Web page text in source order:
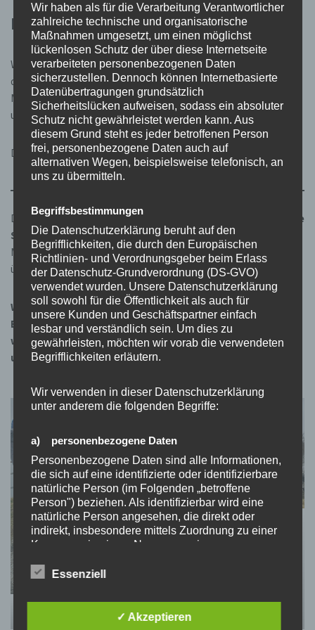
Blick nach vorn: Frühling in Vorbereitung
Während draußen noch Winter ist, laufen im Hintergrund bereits
die Vorbereitungen für die kommenden Monate. Die
Mitgliederversammlung wird geplant, neue Aktionen vorbereitet
und spannende Exkursionen für das Frühjahr organisiert.
Denn eines ist klar: Wenn die Natur erwacht, wollen wir bereit sein.
Der Winter zeigt jedes Jahr aufs Neue:
Naturschutz kennt keine
Saisonpause. Er lebt vom Engagement vieler Hände – von
Menschen, die anpacken, hinschauen und Verantwortung
übernehmen.
Wer Lust hat, sich einzubringen – ob bei Pflegeeinsätzen,
Exkursionen oder Veranstaltungen – ist jederzeit herzlich
willkommen. Gemeinsam gestalten wir die Landschaft rund
um den Kaiserstuhl lebendig und vielfältig.
Vogelexkursion „Wintergäste“
Vogelexkursion „Wintergäste“
Wir haben als für die Verarbeitung Verantwortlicher
zahlreiche technische und organisatorische
Maßnahmen umgesetzt, um einen möglichst
lückenlosen Schutz der über diese Internetseite
verarbeiteten personenbezogenen Daten
sicherzustellen. Dennoch können Internetbasierte
Datenübertragungen grundsätzlich
Sicherheitslücken aufweisen, sodass ein absoluter
Schutz nicht gewährleistet werden kann. Aus
diesem Grund steht es jeder betroffenen Person
frei, personenbezogene Daten auch auf
alternativen Wegen, beispielsweise telefonisch, an
uns zu übermitteln.
Begriffsbestimmungen
Die Datenschutzerklärung beruht auf den
Begrifflichkeiten, die durch den Europäischen
Richtlinien- und Verordnungsgeber beim Erlass
der Datenschutz-Grundverordnung (DS-GVO)
verwendet wurden. Unsere Datenschutzerklärung
soll sowohl für die Öffentlichkeit als auch für
unsere Kunden und Geschäftspartner einfach
lesbar und verständlich sein. Um dies zu
gewährleisten, möchten wir vorab die verwendeten
Begrifflichkeiten erläutern.
Wir verwenden in dieser Datenschutzerklärung
unter anderem die folgenden Begriffe:
a) personenbezogene Daten
Personenbezogene Daten sind alle Informationen,
die sich auf eine identifizierte oder identifizierbare
natürliche Person (im Folgenden „betroffene
Person") beziehen. Als identifizierbar wird eine
natürliche Person angesehen, die direkt oder
indirekt, insbesondere mittels Zuordnung zu einer
Kennung wie einem Namen, zu einer
Kennung oder zu einem oder mehreren
physischen, physiologischen, genetischen,
psychischen, wirtschaftlichen, kulturellen oder
Essenziell
✓ Akzeptieren